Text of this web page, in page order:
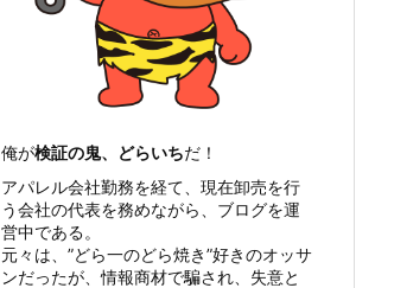
俺が検証の鬼、どらいちだ！
アパレル会社勤務を経て、現在卸売を行
う会社の代表を務めながら、ブログを運
営中である。
元々は、”どら一のどら焼き”好きのオッサ
ンだったが、情報商材で騙され、失意と